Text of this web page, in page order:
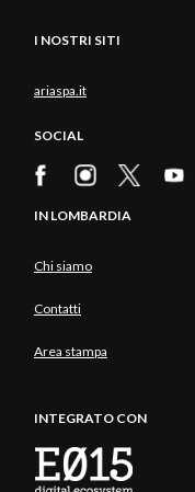
I NOSTRI SITI
ariaspa.it
SOCIAL
IN LOMBARDIA
Chi siamo
Contatti
Area stampa
INTEGRATO CON